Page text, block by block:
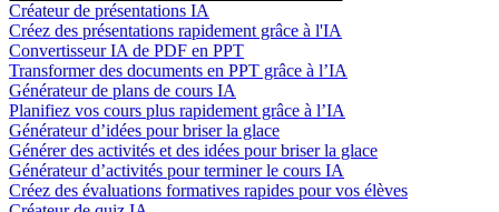
Créateur de présentations IA
Créez des présentations rapidement grâce à l'IA
Convertisseur IA de PDF en PPT
Transformer des documents en PPT grâce à l’IA
Générateur de plans de cours IA
Planifiez vos cours plus rapidement grâce à l’IA
Générateur d’idées pour briser la glace
Générer des activités et des idées pour briser la glace
Générateur d’activités pour terminer le cours IA
Créez des évaluations formatives rapides pour vos élèves